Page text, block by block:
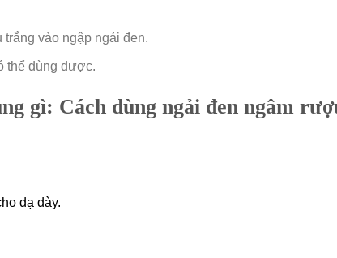
vào ngập ngải đen.
thể dùng được.
gì: Cách dùng ngải đen ngâm
dạ dày.